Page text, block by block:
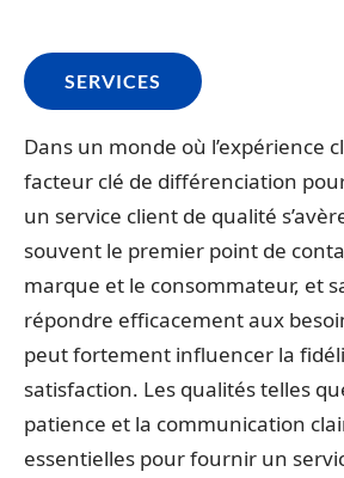
SERVICES
Dans un monde où l’expérience
facteur clé de différenciation
un service client de qualité
souvent le premier point de
marque et le consommateur, et
répondre efficacement aux
peut fortement influencer la
satisfaction. Les qualités telles
patience et la communication
essentielles pour fournir un